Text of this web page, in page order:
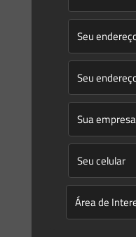
Saes Advogados on
Prefeito Gean assina
construções de até 750 m²
O projeto ‘Agiliza
construção em 10 dias
Prefeitura de